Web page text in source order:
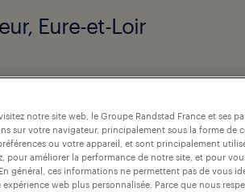
Eure-et-Loir
assistant adv (f/h)
notre site web, le Groupe Randstad France et ses
sur votre navigateur, principalement sous la forme de
ou votre appareil, et sont principalement
pour améliorer la performance de notre site, et pour
En général, ces informations ne permettent pas de vous
web plus personnalisée. Parce que nous